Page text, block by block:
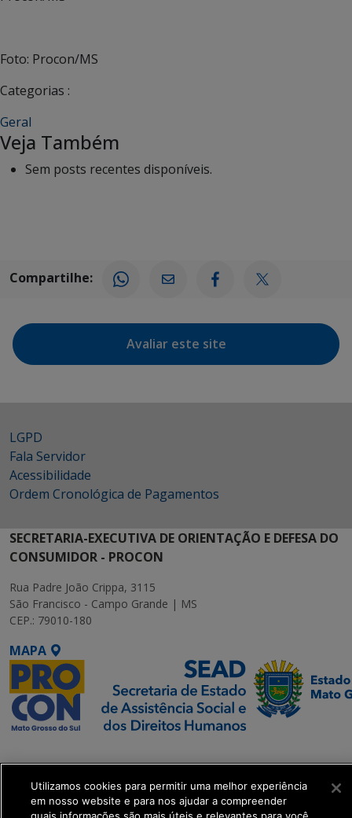
Foto: Procon/MS
Categorias :
Geral
Veja Também
Sem posts recentes disponíveis.
Compartilhe:
Avaliar este site
LGPD
Fala Servidor
Acessibilidade
Ordem Cronológica de Pagamentos
SECRETARIA-EXECUTIVA DE ORIENTAÇÃO E DEFESA DO
CONSUMIDOR - PROCON
Rua Padre João Crippa, 3115
São Francisco - Campo Grande | MS
CEP.: 79010-180
MAPA
Executiva de
Transformação Digital
Utilizamos cookies para permitir uma melhor experiência
em nosso website e para nos ajudar a compreender